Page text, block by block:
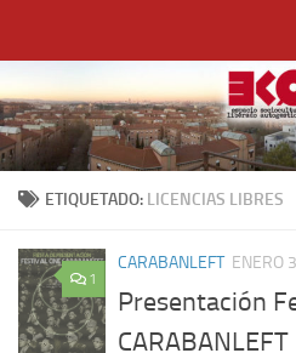
ETIQUETADO: LICENCIAS LIBRES
1
CARABANLEFT ENERO
Presentación
CARABANLEFT